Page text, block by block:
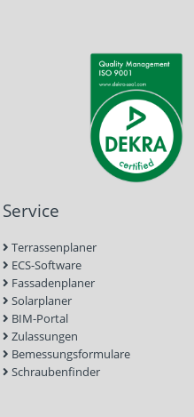
Service
Terrassenplaner
ECS-Software
Fassadenplaner
Solarplaner
BIM-Portal
Zulassungen
Bemessungsformulare
Schraubenfinder